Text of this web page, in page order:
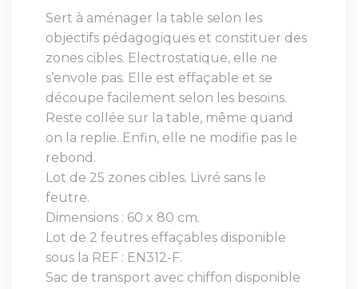
Sert à aménager la table selon les
objectifs pédagogiques et constituer des
zones cibles. Electrostatique, elle ne
s’envole pas. Elle est effaçable et se
découpe facilement selon les besoins.
Reste collée sur la table, même quand
on la replie. Enfin, elle ne modifie pas le
rebond.
Lot de 25 zones cibles. Livré sans le
feutre.
Dimensions : 60 x 80 cm.
Lot de 2 feutres effaçables disponible
sous la REF : EN312-F.
Sac de transport avec chiffon disponible